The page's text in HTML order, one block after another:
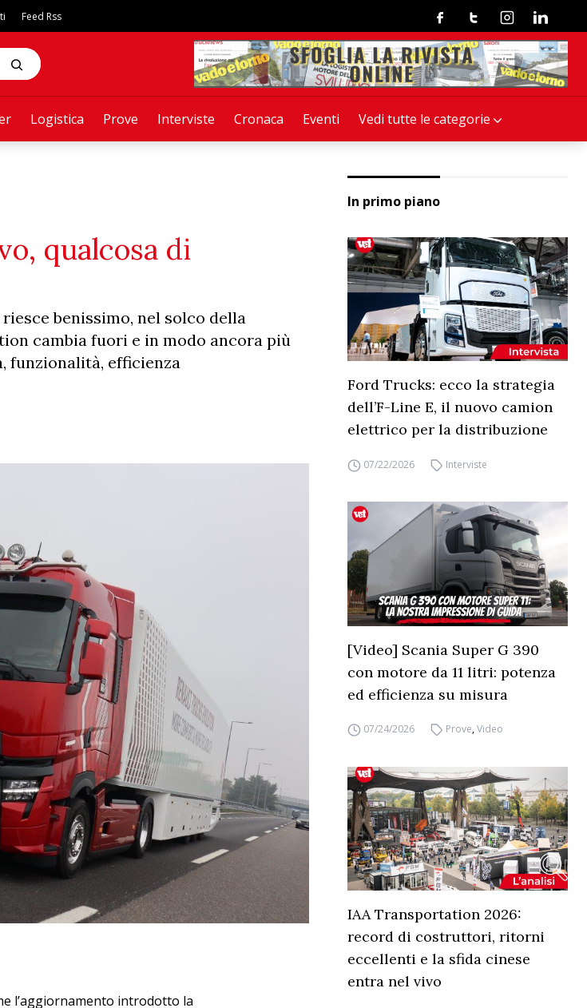
Logistica Prove Interviste Cronaca Eventi Vedi tutte le categorie
Feed Rss FacebookTwitterInstagramLinkedin
qualcosa di
benissimo, nel solco della
cambia fuori e in modo ancora più
funzionalità, efficienza
l’aggiornamento introdotto la
In primo piano
Ford Trucks: ecco la strategia
dell’F-Line E, il nuovo camion
elettrico per la distribuzione
07/22/2026 Interviste
[Video] Scania Super G 390
con motore da 11 litri: potenza
ed efficienza su misura
07/24/2026 Prove,Video
IAA Transportation 2026:
record di costruttori, ritorni
eccellenti e la sfida cinese
entra nel vivo